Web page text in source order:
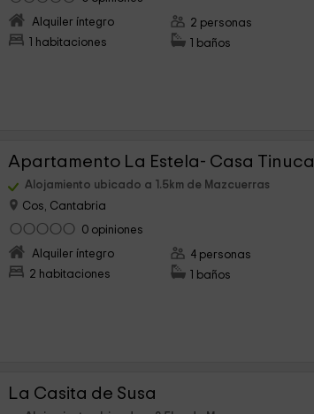
Alquiler íntegro
1 habitaciones
2 personas
1 baños
Apartamento La Estela- Casa Tinuca
Alojamiento ubicado a 1.5km de Mazcuerras
Cos, Cantabria
0 opiniones
Alquiler íntegro
2 habitaciones
4 personas
1 baños
La Casita de Susa